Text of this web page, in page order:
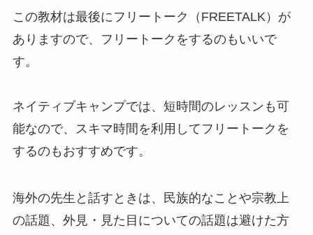
この教材は最後にフリートーク（FREETALK）が
ありますので、フリートークをするのもいいで
す。
ネイティブキャンプでは、短時間のレッスンも可
能なので、スキマ時間を利用してフリートークを
するのもおすすめです。
海外の先生と話すときは、民族的なことや宗教上
の話題、外見・見た目についての話題は避けた方